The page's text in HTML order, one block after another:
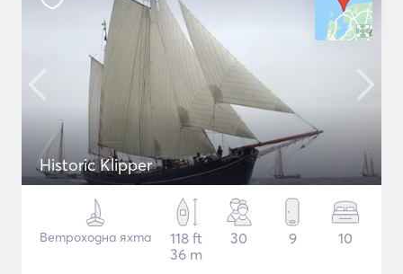
Historic Klipper
Ветроходна яхта
118 ft
36 m
30 9 10